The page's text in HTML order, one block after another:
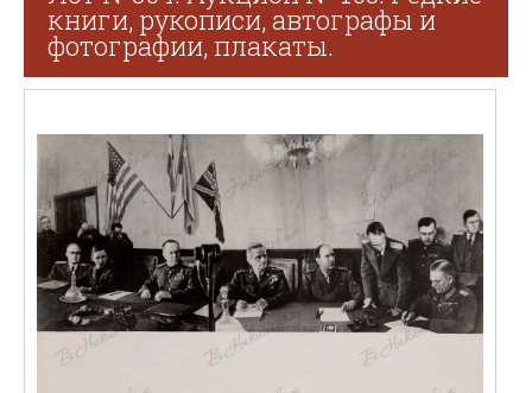
книги, рукописи, автографы и
фотографии, плакаты.